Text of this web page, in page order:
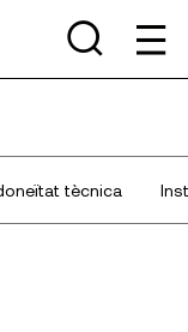
tècnica